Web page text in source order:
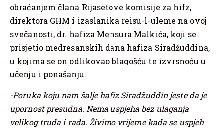
obraćanjem člana Rijasetove komisije za hifz,
direktora GHM i izaslanika reisu-l-uleme na ovoj
svečanosti, dr. hafiza Mensura Malkića, koji se
prisjetio medresanskih dana hafiza Siradžuddina,
u kojima se on odlikovao blagošću te izvrsnoću u
učenju i ponašanju.
-Poruka koju nam šalje hafiz Siradžuddin jeste da je
upornost presudna. Nema uspjeha bez ulaganja
velikog truda i rada. Živimo vrijeme kada se uspjeh